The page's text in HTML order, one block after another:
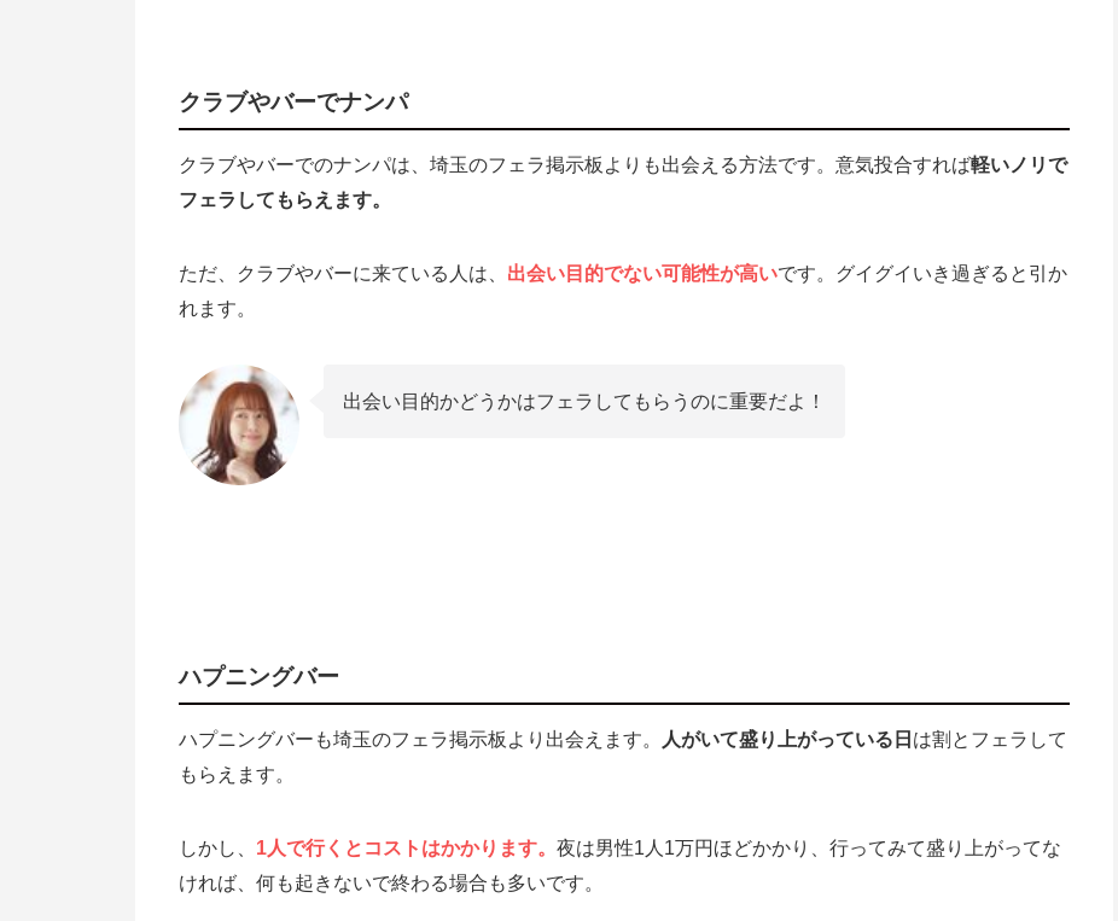
クラブやバーでナンパ
クラブやバーでのナンパは、埼玉のフェラ掲示板よりも出会える方法です。意気投合すれば軽いノリで
フェラしてもらえます。
ただ、クラブやバーに来ている人は、 出会い目的でない可能性が高いです。グイグイいき過ぎると引か
れます。
出会い目的かどうかはフェラしてもらうのに重要だよ！
ハプニングバー
ハプニングバーも埼玉のフェラ掲示板より出会えます。 人がいて盛り上がっている日 は割とフェラして
もらえます。
しかし、 1人で行くとコストはかかります。 夜は男性1人1万円ほどかかり、行ってみて盛り上がってな
ければ、何も起きないで終わる場合も多いです。